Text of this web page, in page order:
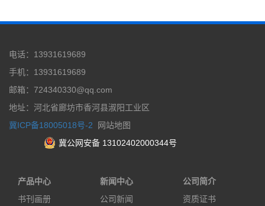
电话：13931619689
手机：13931619689
邮箱：724340330@qq.com
地址：河北省廊坊市香河县淑阳工业区
冀ICP备18005018号-2
网站地图
冀公网安备 13102402000344号
产品中心
书刊画册
新闻中心
公司新闻
公司简介
资质证书